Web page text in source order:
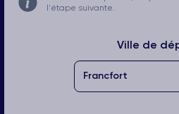
l'étape suivante.
Ville de